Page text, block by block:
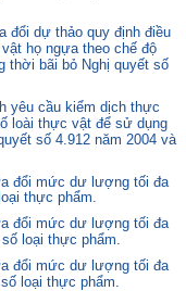
đổi dự thảo quy định điều
họ ngựa theo chế độ
thời bãi bỏ Nghị quyết số
yêu cầu kiểm dịch thực
loài thực vật để sử dụng
số 4.912 năm 2004 và
đổi mức dư lượng tối đa
thực phẩm.
đổi mức dư lượng tối đa
loại thực phẩm.
đổi mức dư lượng tối đa
loại thực phẩm.